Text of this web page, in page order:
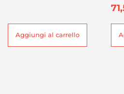
Aggiungi al carrello